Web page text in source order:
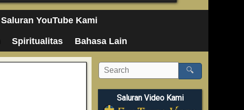
Saluran YouTube Kami
Spiritualitas Bahasa Lain
🔍
Saluran Video Kami